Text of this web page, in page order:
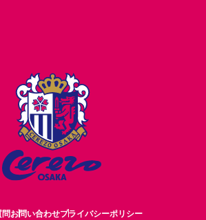
問お問い合わせプライバシーポリシー